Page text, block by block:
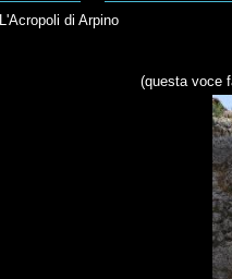
L'Acropoli di Arpino
(questa voce